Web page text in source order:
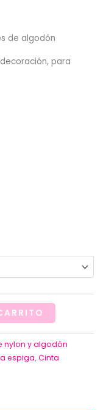
de algodón
para
nylon y algodón
espiga,Cinta